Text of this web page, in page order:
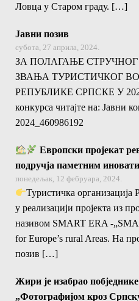
Ловца у Старом граду. […]
Јавни позив
субота, 27 априла, 2024.
ЗА ПОЛАГАЊЕ
ЗВАЊА ТУРИСТИЧКОГ
РЕПУБЛИКЕ СРПСКЕ У
конкурса читајте на: Јавни
2024_460986192
Европски пројекат
подручја паметним
понедељак, 12 фебруара, 2024.
Туристичка организација
у реализацији пројекта из
називом SMART ERA -
for Europe’s rural Areas. На
позив […]
Жири је изабрао
„Фотографијом кроз